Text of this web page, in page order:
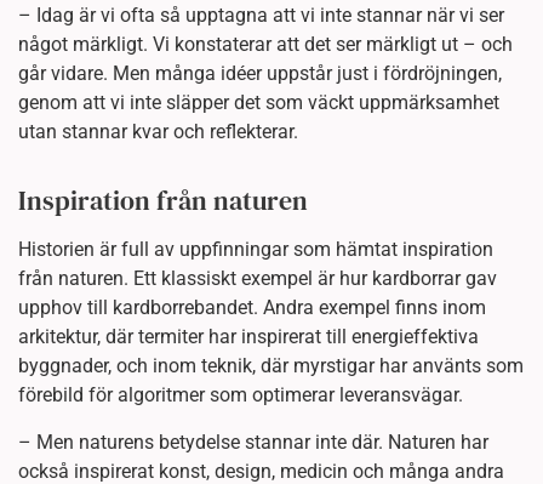
– Idag är vi ofta så upptagna att vi inte stannar när vi ser
något märkligt. Vi konstaterar att det ser märkligt ut – och
går vidare. Men många idéer uppstår just i fördröjningen,
genom att vi inte släpper det som väckt uppmärksamhet
utan stannar kvar och reflekterar.
Inspiration från naturen
Historien är full av uppfinningar som hämtat inspiration
från naturen. Ett klassiskt exempel är hur kardborrar gav
upphov till kardborrebandet. Andra exempel finns inom
arkitektur, där termiter har inspirerat till energieffektiva
byggnader, och inom teknik, där myrstigar har använts som
förebild för algoritmer som optimerar leveransvägar.
– Men naturens betydelse stannar inte där. Naturen har
också inspirerat konst, design, medicin och många andra